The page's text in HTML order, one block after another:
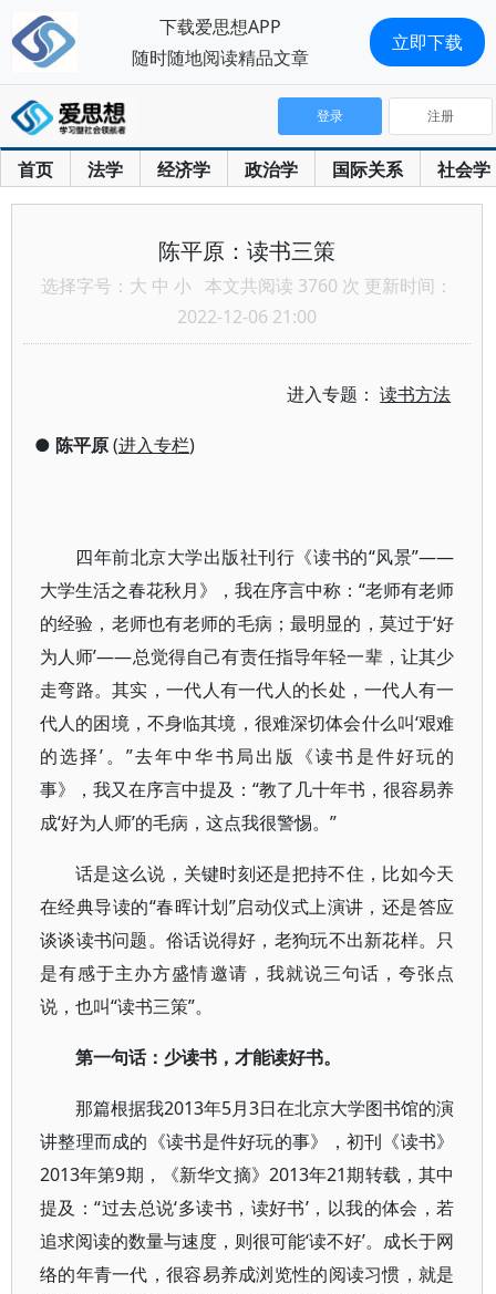
首页 法学 经济学 政治学 国际关系 社会学
登录 注册
陈平原：读书三策
选择字号： 大 中 小 本文共阅读 3760 次 更新时间：
2022-12-06 21:00
进入专题：读书方法
● 陈平原(进入专栏)
四年前北京大学出版社刊行《读书的“风景”——
大学生活之春花秋月》，我在序言中称：“老师有老师
的经验，老师也有老师的毛病；最明显的，莫过于‘好
为人师’——总觉得自己有责任指导年轻一辈，让其少
走弯路。其实，一代人有一代人的长处，一代人有一
代人的困境，不身临其境，很难深切体会什么叫‘艰难
的选择’。”去年中华书局出版《读书是件好玩的
事》，我又在序言中提及：“教了几十年书，很容易养
成‘好为人师’的毛病，这点我很警惕。”
话是这么说，关键时刻还是把持不住，比如今天
在经典导读的“春晖计划”启动仪式上演讲，还是答应
谈谈读书问题。俗话说得好，老狗玩不出新花样。只
是有感于主办方盛情邀请，我就说三句话，夸张点
说，也叫“读书三策”。
第一句话：少读书，才能读好书。
那篇根据我2013年5月3日在北京大学图书馆的演
讲整理而成的《读书是件好玩的事》，初刊《读书》
2013年第9期，《新华文摘》2013年21期转载，其中
提及：“过去总说‘多读书，读好书’，以我的体会，若
追求阅读的数量与速度，则很可能‘读不好’。成长于网
络的年青一代，很容易养成浏览性的阅读习惯，就是
下载爱思想APP
随时随地阅读精品文章
立即下载